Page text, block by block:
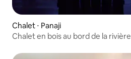
Chalet ⋅ Panaji
Chalet en bois au bord de la rivière